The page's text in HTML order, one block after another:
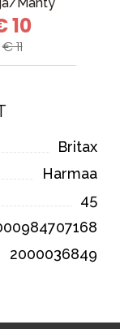
Mänty
10
€ 11
Britax
Harmaa
45
2000036849